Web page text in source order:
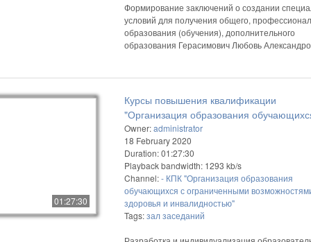
Формирование заключений о создании
условий для получения общего,
образования (обучения), дополнительного
образования Герасимович Любовь
01:27:30
Курсы повышения квалификации
"Организация образования
ограниченными возможностями
инвалидностью"
Owner:administrator
18 February 2020
Duration: 01:27:30
Playback bandwidth: 1293 kb/s
Channel:- КПК "Организация образования
обучающихся с ограниченными
здоровья и инвалидностью"
Tags:залзаседаний